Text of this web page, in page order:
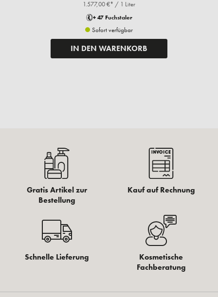
1.577,00 €* / 1 Liter
+ 47 Fuchstaler
Sofort verfügbar
IN DEN WARENKORB
Gratis Artikel zur
Bestellung
Kauf auf Rechnung
Schnelle Lieferung
Kosmetische
Fachberatung